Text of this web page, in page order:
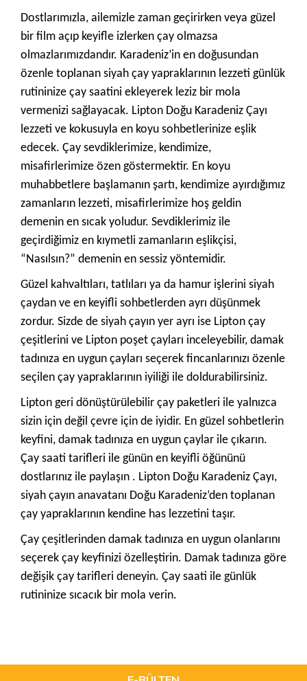
Dostlarımızla, ailemizle zaman geçirirken veya güzel
bir film açıp keyifle izlerken çay olmazsa
olmazlarımızdandır. Karadeniz’in en doğusundan
özenle toplanan siyah çay yapraklarının lezzeti günlük
rutininize çay saatini ekleyerek leziz bir mola
vermenizi sağlayacak. Lipton Doğu Karadeniz Çayı
lezzeti ve kokusuyla en koyu sohbetlerinize eşlik
edecek. Çay sevdiklerimize, kendimize,
misafirlerimize özen göstermektir. En koyu
muhabbetlere başlamanın şartı, kendimize ayırdığımız
zamanların lezzeti, misafirlerimize hoş geldin
demenin en sıcak yoludur. Sevdiklerimiz ile
geçirdiğimiz en kıymetli zamanların eşlikçisi,
“Nasılsın?” demenin en sessiz yöntemidir.
Güzel kahvaltıları, tatlıları ya da hamur işlerini siyah
çaydan ve en keyifli sohbetlerden ayrı düşünmek
zordur. Sizde de siyah çayın yer ayrı ise Lipton çay
çeşitlerini ve Lipton poşet çayları inceleyebilir, damak
tadınıza en uygun çayları seçerek fincanlarınızı özenle
seçilen çay yapraklarının iyiliği ile doldurabilirsiniz.
Lipton geri dönüştürülebilir çay paketleri ile yalnızca
sizin için değil çevre için de iyidir. En güzel sohbetlerin
keyfini, damak tadınıza en uygun çaylar ile çıkarın.
Çay saati tarifleri ile günün en keyifli öğününü
dostlarınız ile paylaşın . Lipton Doğu Karadeniz Çayı,
siyah çayın anavatanı Doğu Karadeniz’den toplanan
çay yapraklarının kendine has lezzetini taşır.
Çay çeşitlerinden damak tadınıza en uygun olanlarını
seçerek çay keyfinizi özelleştirin. Damak tadınıza göre
değişik çay tarifleri deneyin. Çay saati ile günlük
rutininize sıcacık bir mola verin.
kullanarak tarafımıza iletebilirsiniz.
Görüş ve önerileriniz için teşekkür ederiz.